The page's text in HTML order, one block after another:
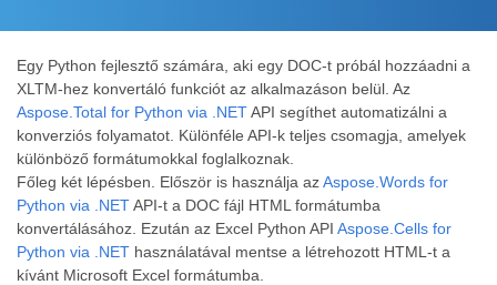
Egy Python fejlesztő számára, aki egy DOC-t próbál hozzáadni a
XLTM-hez konvertáló funkciót az alkalmazáson belül. Az
Aspose.Total for Python via .NETAPI segíthet automatizálni a
konverziós folyamatot. Különféle API-k teljes csomagja, amelyek
különböző formátumokkal foglalkoznak.
Főleg két lépésben. Először is használja azAspose.Words for
Python via .NETAPI-t a DOC fájl HTML formátumba
konvertálásához. Ezután az Excel Python API Aspose.Cells for
Python via .NET használatával mentse a létrehozott HTML-t a
kívánt Microsoft Excel formátumba.